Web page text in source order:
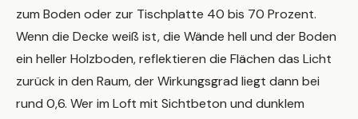
zum Boden oder zur Tischplatte 40 bis 70 Prozent.
Wenn die Decke weiß ist, die Wände hell und der Boden
ein heller Holzboden, reflektieren die Flächen das Licht
zurück in den Raum, der Wirkungsgrad liegt dann bei
rund 0,6. Wer im Loft mit Sichtbeton und dunklem